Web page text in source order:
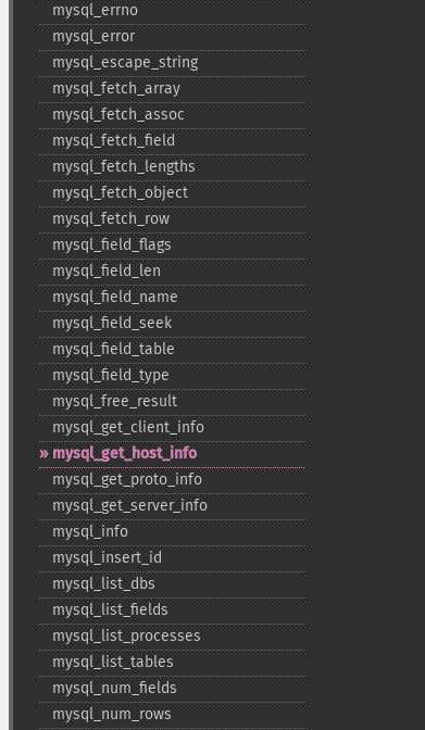
mysql_​errno
mysql_​error
mysql_​escape_​string
mysql_​fetch_​array
mysql_​fetch_​assoc
mysql_​fetch_​field
mysql_​fetch_​lengths
mysql_​fetch_​object
mysql_​fetch_​row
mysql_​field_​flags
mysql_​field_​len
mysql_​field_​name
mysql_​field_​seek
mysql_​field_​table
mysql_​field_​type
mysql_​free_​result
mysql_​get_​client_​info
mysql_​get_​host_​info
mysql_​get_​proto_​info
mysql_​get_​server_​info
mysql_​info
mysql_​insert_​id
mysql_​list_​dbs
mysql_​list_​fields
mysql_​list_​processes
mysql_​list_​tables
mysql_​num_​fields
mysql_​num_​rows